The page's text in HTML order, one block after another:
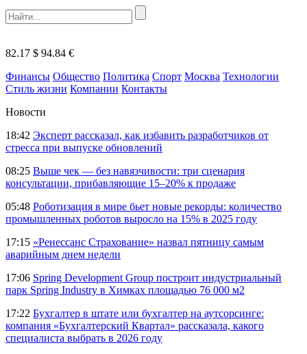
82.17 $ 94.84 €
Финансы Общество Политика Спорт Москва Технологии
Стиль жизни Компании Контакты
Новости
18:42 Эксперт рассказал, как избавить разработчиков от
стресса при выпуске обновлений
08:25 Выше чек — без навязчивости: три сценария
консультации, прибавляющие 15–20% к продаже
05:48 Роботизация в мире бьет новые рекорды: количество
промышленных роботов выросло на 15% в 2025 году
17:15 «Ренессанс Страхование» назвал пятницу самым
аварийным днем недели
17:06 Spring Development Group построит индустриальный
парк Spring Industry в Химках площадью 76 000 м2
17:22 Бухгалтер в штате или бухгалтер на аутсорсинге:
компания «Бухгалтерский Квартал» рассказала, какого
специалиста выбрать в 2026 году